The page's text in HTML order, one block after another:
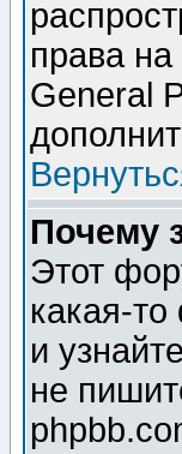
права
General
Почему
Этот
какая-
и
не